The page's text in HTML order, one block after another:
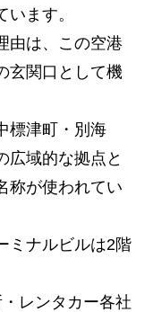
ます。
由は、この空港
玄関口として機
標津町・別海
広域的な拠点と
称が使われてい
ミナルビルは2階
レンタカー各社